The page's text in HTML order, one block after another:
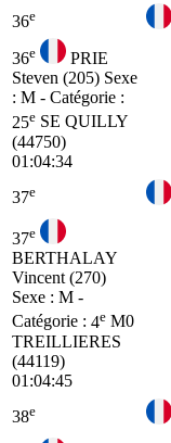
36e
36e
PRIE
Steven (205) Sexe
: M - Catégorie :
25e SE QUILLY
(44750)
01:04:34
37e
37e
BERTHALAY
Vincent (270)
Sexe : M -
Catégorie : 4e M0
TREILLIERES
(44119)
01:04:45
38e